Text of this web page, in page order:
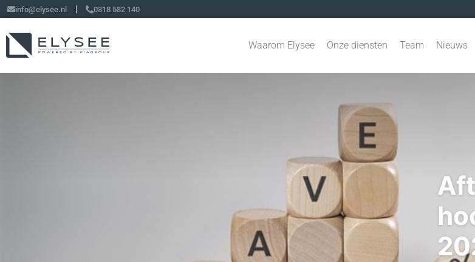
info@elysee.nl 0318 582 140
Waarom Elysee Onze diensten Team Nieuws